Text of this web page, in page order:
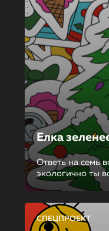
Елка
Ответь на семь
экологично ты
СПЕЦПРОЕКТ